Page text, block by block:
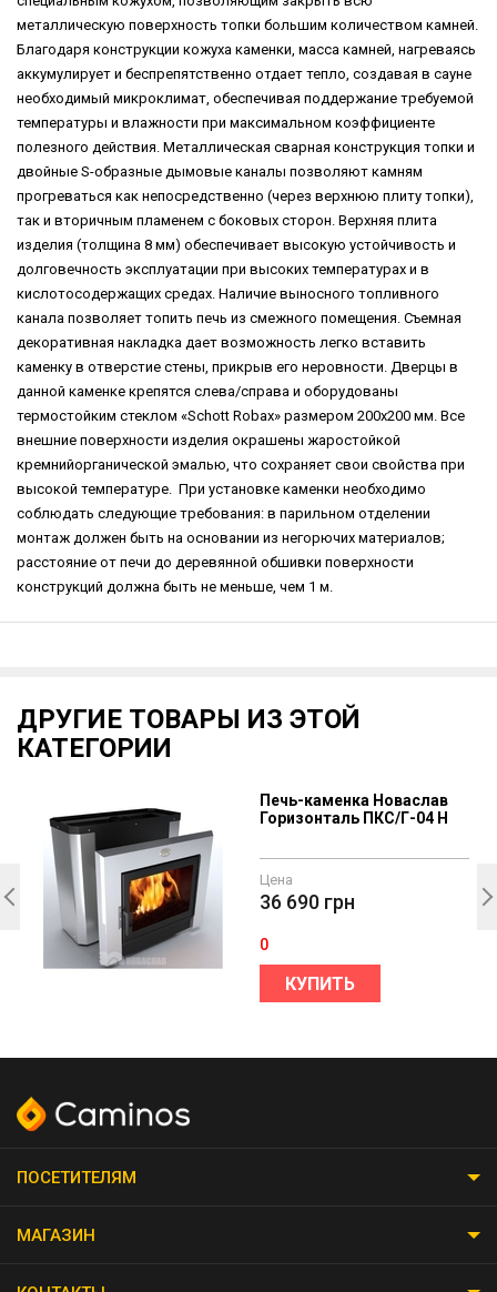
металлическую поверхность топки большим количеством камней.
Благодаря конструкции кожуха каменки, масса камней, нагреваясь
аккумулирует и беспрепятственно отдает тепло, создавая в сауне
необходимый микроклимат, обеспечивая поддержание требуемой
температуры и влажности при максимальном коэффициенте
полезного действия. Металлическая сварная конструкция топки и
двойные S-образные дымовые каналы позволяют камням
прогреваться как непосредственно (через верхнюю плиту топки),
так и вторичным пламенем с боковых сторон. Верхняя плита
изделия (толщина 8 мм) обеспечивает высокую устойчивость и
долговечность эксплуатации при высоких температурах и в
кислотосодержащих средах. Наличие выносного топливного
канала позволяет топить печь из смежного помещения. Съемная
декоративная накладка дает возможность легко вставить
каменку в отверстие стены, прикрыв его неровности. Дверцы в
данной каменке крепятся слева/справа и оборудованы
термостойким стеклом «Schott Robax» размером 200х200 мм. Все
внешние поверхности изделия окрашены жаростойкой
кремнийорганической эмалью, что сохраняет свои свойства при
высокой температуре. При установке каменки необходимо
соблюдать следующие требования: в парильном отделении
монтаж должен быть на основании из негорючих материалов;
расстояние от печи до деревянной обшивки поверхности
конструкций должна быть не меньше, чем 1 м.
ДРУГИЕ ТОВАРЫ ИЗ ЭТОЙ
КАТЕГОРИИ
Печь-каменка Новаслав
Горизонталь ПКС/Г-04 Н
Цена
36 690 грн
0
КУПИТЬ
ПОСЕТИТЕЛЯМ
МАГАЗИН